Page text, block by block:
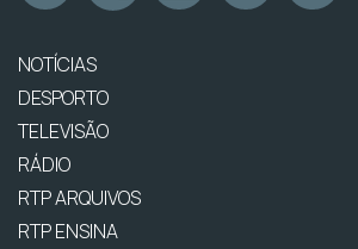
NOTÍCIAS
DESPORTO
TELEVISÃO
RÁDIO
RTP ARQUIVOS
RTP ENSINA